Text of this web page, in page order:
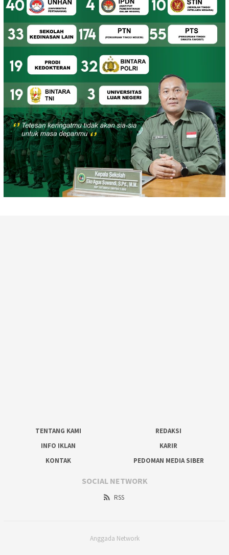
TENTANG KAMI
REDAKSI
INFO IKLAN
KARIR
KONTAK
PEDOMAN MEDIA SIBER
SOCIAL NETWORK
RSS
Anggada Network